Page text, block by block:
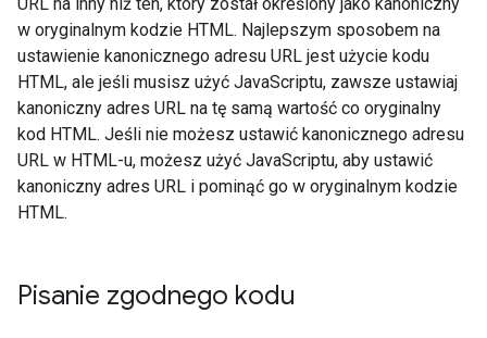
w oryginalnym kodzie HTML. Najlepszym sposobem na
ustawienie kanonicznego adresu URL jest użycie kodu
HTML, ale jeśli musisz użyć JavaScriptu, zawsze ustawiaj
kanoniczny adres URL na tę samą wartość co oryginalny
kod HTML. Jeśli nie możesz ustawić kanonicznego adresu
URL w HTML-u, możesz użyć JavaScriptu, aby ustawić
kanoniczny adres URL i pominąć go w oryginalnym kodzie
HTML.
Pisanie zgodnego kodu